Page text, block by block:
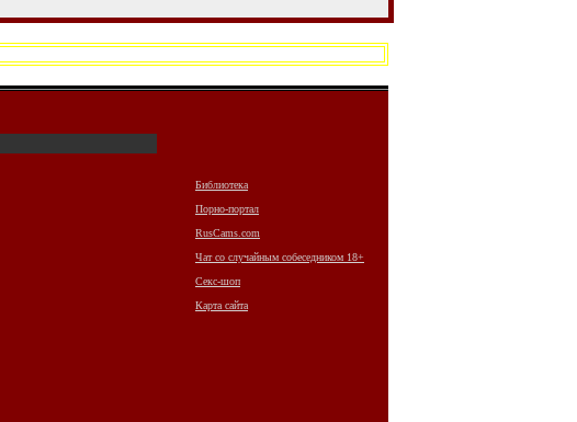
Библиотека
Порно-портал
RusCams.com
Чат со случайным собеседником 18+
Секс-шоп
Карта сайта